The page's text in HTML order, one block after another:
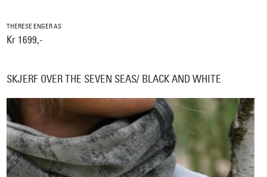
THERESE ENGER AS
Kr 1699,-
SKJERF OVER THE SEVEN SEAS/ BLACK AND WHITE